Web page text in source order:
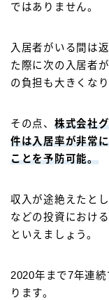
ではありません。
入居者がいる間は
た際に次の入居者
の負担も大きくなり
その点、 株式会社
件は入居率が非常
ことを予防可能。
収入が途絶えたと
などの投資におけ
といえましょう。
2020年まで7年連
ります。